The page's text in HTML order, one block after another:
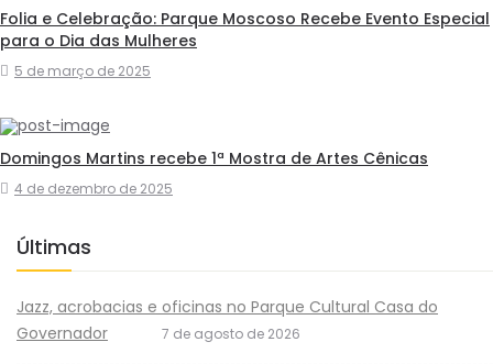
Folia e Celebração: Parque Moscoso Recebe Evento Especial
para o Dia das Mulheres
5 de março de 2025
Domingos Martins recebe 1ª Mostra de Artes Cênicas
4 de dezembro de 2025
Últimas
Jazz, acrobacias e oficinas no Parque Cultural Casa do
Governador
7 de agosto de 2026